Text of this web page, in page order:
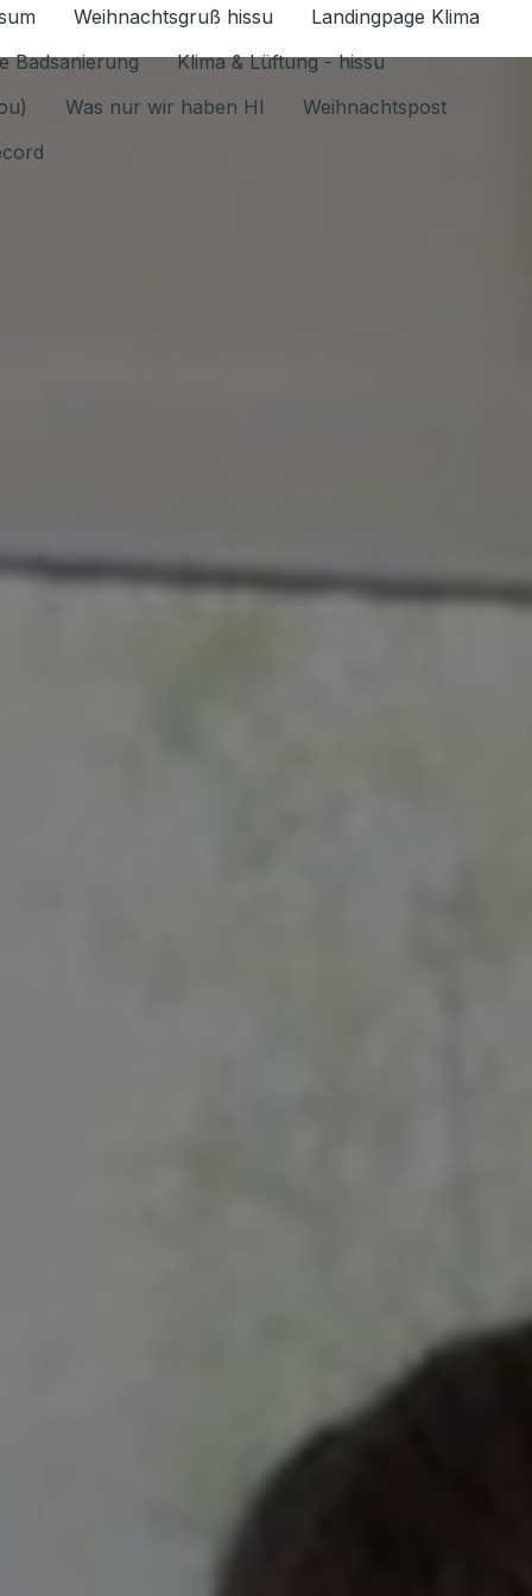
Datenschutz 1.6.2026 umschalten
Weihnachtsgruß hissu
Landingpage Klima
Badsanierung
Klima & Lüftung - hissu
Was nur wir haben HI
Weihnachtspost